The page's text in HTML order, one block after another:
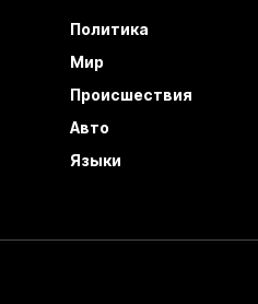
Политика
Мир
Происшествия
Авто
Языки